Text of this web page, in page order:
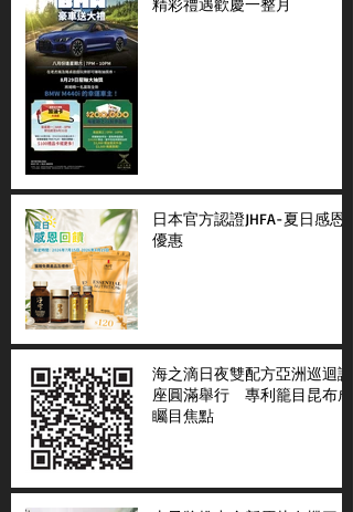
日本官方認證JHFA-夏日感恩
優惠
海之滴日夜雙配方亞洲巡迴講
座圓滿舉行 專利籠目昆布成
矚目焦點